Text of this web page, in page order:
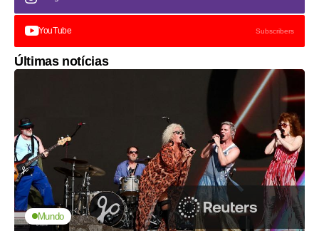
YouTube Subscribers
Últimas notícias
Mundo